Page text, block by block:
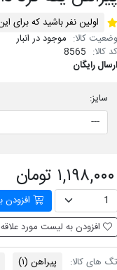
اولین نفر باشید که برای
وضعیت کالا: موجود در انبار
کد کالا: 8565
ارسال رایگان
سایز:
۱,۱۹۸,۰۰۰ تومان
افزودن
افزودن به لیست مورد علاقه
تگ های کالا: پیراهن (۱)